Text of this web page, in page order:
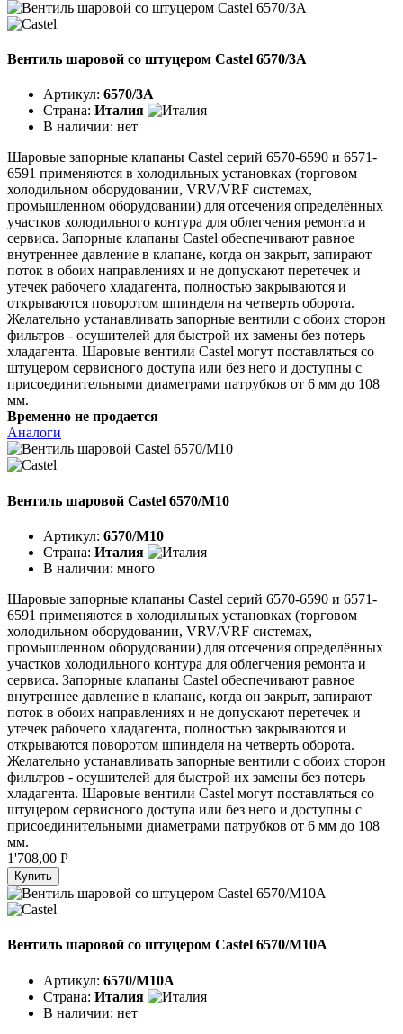
Вентиль шаровой со штуцером Castel 6570/3A
Артикул: 6570/3A
Страна: Италия
В наличии: нет
Шаровые запорные клапаны Castel серий 6570-6590 и 6571-
6591 применяются в холодильных установках (торговом
холодильном оборудовании, VRV/VRF системах,
промышленном оборудовании) для отсечения определённых
участков холодильного контура для облегчения ремонта и
сервиса. Запорные клапаны Castel обеспечивают равное
внутреннее давление в клапане, когда он закрыт, запирают
поток в обоих направлениях и не допускают перетечек и
утечек рабочего хладагента, полностью закрываются и
открываются поворотом шпинделя на четверть оборота.
Желательно устанавливать запорные вентили с обоих сторон
фильтров - осушителей для быстрой их замены без потерь
хладагента. Шаровые вентили Castel могут поставляться со
штуцером сервисного доступа или без него и доступны с
присоединительными диаметрами патрубков от 6 мм до 108
мм.
Временно не продается
Аналоги
Вентиль шаровой Castel 6570/M10
Артикул: 6570/M10
Страна: Италия
В наличии: много
Шаровые запорные клапаны Castel серий 6570-6590 и 6571-
6591 применяются в холодильных установках (торговом
холодильном оборудовании, VRV/VRF системах,
промышленном оборудовании) для отсечения определённых
участков холодильного контура для облегчения ремонта и
сервиса. Запорные клапаны Castel обеспечивают равное
внутреннее давление в клапане, когда он закрыт, запирают
поток в обоих направлениях и не допускают перетечек и
утечек рабочего хладагента, полностью закрываются и
открываются поворотом шпинделя на четверть оборота.
Желательно устанавливать запорные вентили с обоих сторон
фильтров - осушителей для быстрой их замены без потерь
хладагента. Шаровые вентили Castel могут поставляться со
штуцером сервисного доступа или без него и доступны с
присоединительными диаметрами патрубков от 6 мм до 108
мм.
1'708,00 P
Купить
Вентиль шаровой со штуцером Castel 6570/M10A
Артикул: 6570/M10A
Страна: Италия
В наличии: нет